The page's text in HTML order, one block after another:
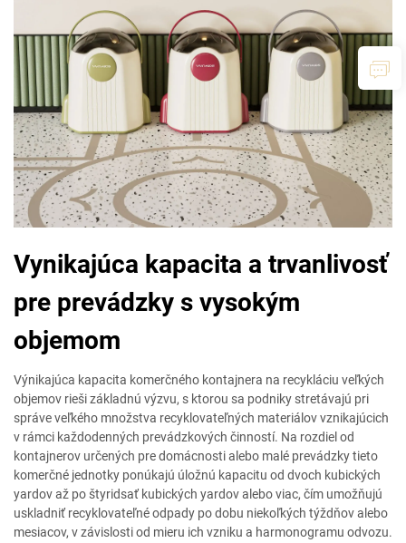
Vynikajúca kapacita a trvanlivosť
pre prevádzky s vysokým
objemom
Výnikajúca kapacita komerčného kontajnera na recykláciu veľkých
objemov rieši základnú výzvu, s ktorou sa podniky stretávajú pri
správe veľkého množstva recyklovateľných materiálov vznikajúcich
v rámci každodenných prevádzkových činností. Na rozdiel od
kontajnerov určených pre domácnosti alebo malé prevádzky tieto
komerčné jednotky ponúkajú úložnú kapacitu od dvoch kubických
yardov až po štyridsať kubických yardov alebo viac, čím umožňujú
uskladniť recyklovateľné odpady po dobu niekoľkých týždňov alebo
mesiacov, v závislosti od mieru ich vzniku a harmonogramu odvozu.